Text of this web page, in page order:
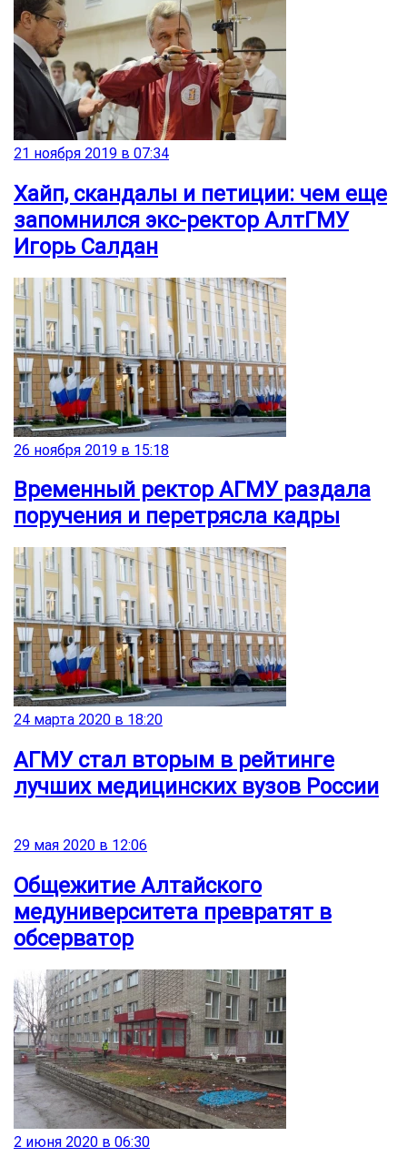
21 ноября 2019 в 07:34
Хайп, скандалы и петиции: чем еще
запомнился экс-ректор АлтГМУ
Игорь Салдан
26 ноября 2019 в 15:18
Временный ректор АГМУ раздала
поручения и перетрясла кадры
24 марта 2020 в 18:20
АГМУ стал вторым в рейтинге
лучших медицинских вузов России
29 мая 2020 в 12:06
Общежитие Алтайского
медуниверситета превратят в
обсерватор
2 июня 2020 в 06:30